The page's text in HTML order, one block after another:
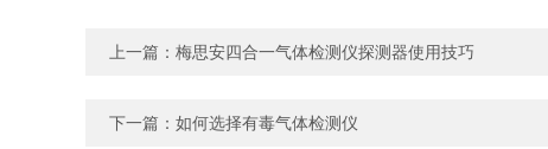
上一篇： 梅思安四合一气体检测仪探测器使用技巧
下一篇： 如何选择有毒气体检测仪